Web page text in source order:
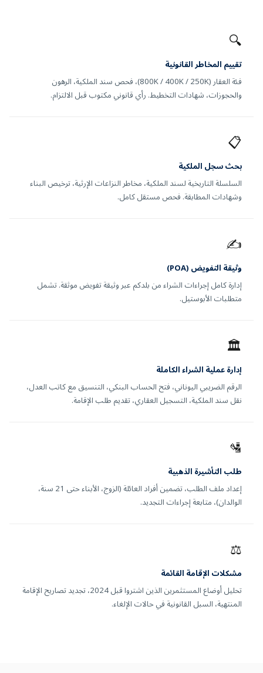
🔍
تقييم المخاطر القانونية
فئة العقار (800K / 400K / 250K)، فحص سند الملكية، الرهون
والحجوزات، شهادات التخطيط. رأي قانوني مكتوب قبل الالتزام.
📋
بحث سجل الملكية
السلسلة التاريخية لسند الملكية، مخاطر النزاعات الإرثية، ترخيص البناء
وشهادات المطابقة. فحص مستقل كامل.
✍️
وثيقة التفويض (POA)
إدارة كامل إجراءات الشراء من بلدكم عبر وثيقة تفويض موثقة. تشمل
متطلبات الأبوستيل.
🏛️
إدارة عملية الشراء الكاملة
الرقم الضريبي اليوناني، فتح الحساب البنكي، التنسيق مع كاتب العدل،
نقل سند الملكية، التسجيل العقاري، تقديم طلب الإقامة.
🛂
طلب التأشيرة الذهبية
إعداد ملف الطلب، تضمين أفراد العائلة (الزوج، الأبناء حتى 21 سنة،
الوالدان)، متابعة إجراءات التجديد.
⚖️
مشكلات الإقامة القائمة
تحليل أوضاع المستثمرين الذين اشتروا قبل 2024، تجديد تصاريح الإقامة
المنتهية، السبل القانونية في حالات الإلغاء.